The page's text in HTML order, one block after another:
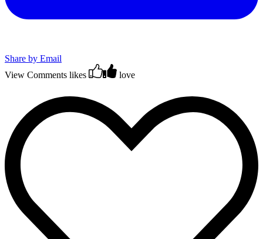
Share by Email
View Comments likes love